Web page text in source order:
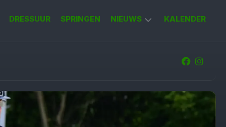
DRESSUUR SPRINGEN NIEUWS KALENDER